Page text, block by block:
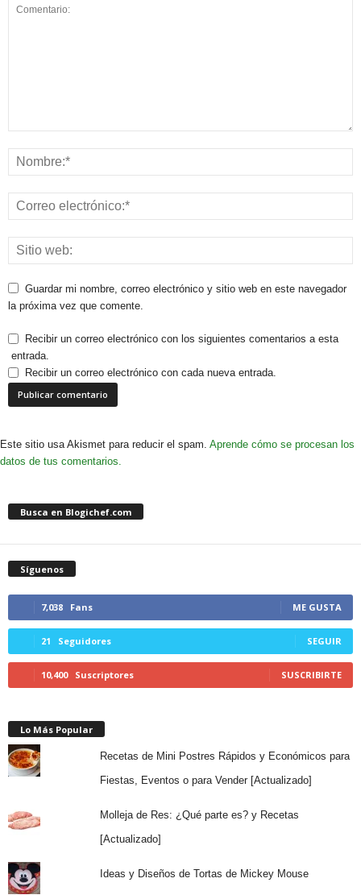
Guardar mi nombre, correo electrónico y sitio web en este navegador
la próxima vez que comente.
Recibir un correo electrónico con los siguientes comentarios a esta
entrada.
Recibir un correo electrónico con cada nueva entrada.
Este sitio usa Akismet para reducir el spam. Aprende cómo se procesan los
datos de tus comentarios.
Busca en Blogichef.com
Síguenos
7,038 Fans ME GUSTA
21 Seguidores SEGUIR
10,400 Suscriptores SUSCRIBIRTE
Lo Más Popular
Recetas de Mini Postres Rápidos y Económicos para
Fiestas, Eventos o para Vender [Actualizado]
Molleja de Res: ¿Qué parte es? y Recetas
[Actualizado]
Ideas y Diseños de Tortas de Mickey Mouse